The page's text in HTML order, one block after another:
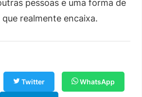
pessoas e uma forma de
realmente encaixa.
Twitter WhatsApp